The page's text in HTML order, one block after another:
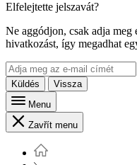
Elfelejtette jelszavát?
Ne aggódjon, csak adja
hivatkozást, így megadhat
Küldés
Vissza
Menu
Zavřít menu